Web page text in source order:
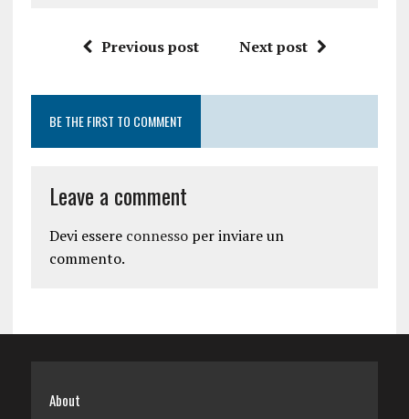
Previous post Next post
BE THE FIRST TO COMMENT
Leave a comment
Devi essere connessoper inviare un
commento.
About